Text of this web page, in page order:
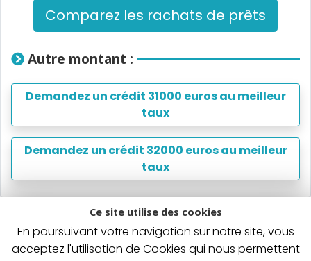
Comparez les rachats de prêts
Autre montant :
Demandez un crédit 31000 euros au meilleur
taux
Demandez un crédit 32000 euros au meilleur
taux
Un crédit vous engage et doit être remboursé. Vérifiez
vos capacités de remboursement avant de vous
Ce site utilise des cookies
En poursuivant votre navigation sur notre site, vous
acceptez l'utilisation de Cookies qui nous permettent